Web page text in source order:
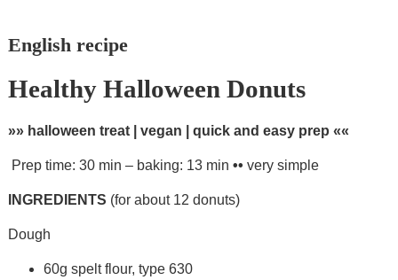
English recipe
Healthy Halloween Donuts
»» halloween treat | vegan | quick and easy prep ««
Prep time: 30 min – baking: 13 min •• very simple
INGREDIENTS (for about 12 donuts)
Dough
60g spelt flour, type 630